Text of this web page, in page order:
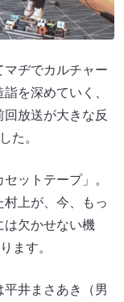
マヂでカルチャー
を深めていく、
放送が大きな反
た。
ットテープ」。
上が、今、もっ
は欠かせない機
ます。
井まさあき（男